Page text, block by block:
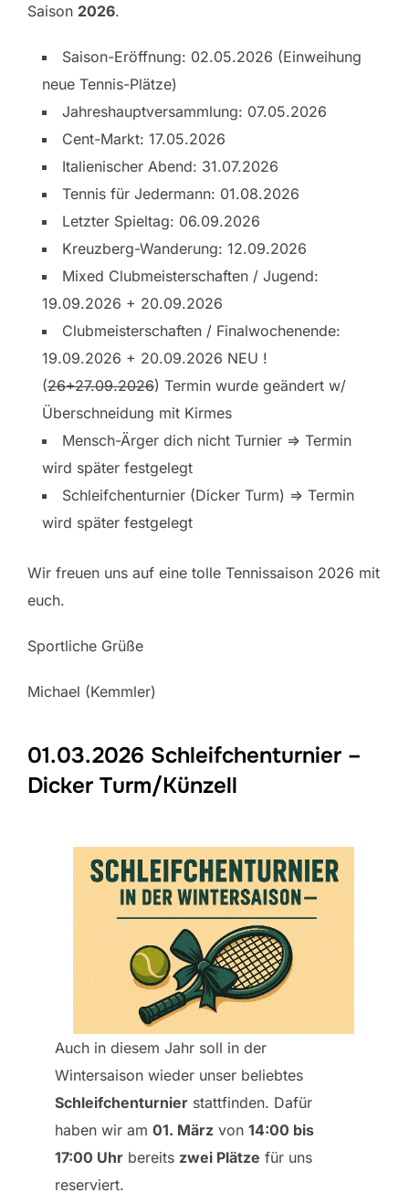
Saison 2026.
Saison-Eröffnung: 02.05.2026 (Einweihung
neue Tennis-Plätze)
Jahreshauptversammlung: 07.05.2026
Cent-Markt: 17.05.2026
Italienischer Abend: 31.07.2026
Tennis für Jedermann: 01.08.2026
Letzter Spieltag: 06.09.2026
Kreuzberg-Wanderung: 12.09.2026
Mixed Clubmeisterschaften / Jugend:
19.09.2026 + 20.09.2026
Clubmeisterschaften / Finalwochenende:
19.09.2026 + 20.09.2026 NEU !
(26+27.09.2026) Termin wurde geändert w/
Überschneidung mit Kirmes
Mensch-Ärger dich nicht Turnier => Termin
wird später festgelegt
Schleifchenturnier (Dicker Turm) => Termin
wird später festgelegt
Wir freuen uns auf eine tolle Tennissaison 2026 mit
euch.
Sportliche Grüße
Michael (Kemmler)
01.03.2026 Schleifchenturnier –
Dicker Turm/Künzell
Auch in diesem Jahr soll in der
Wintersaison wieder unser beliebtes
Schleifchenturnier stattfinden. Dafür
haben wir am 01. März von 14:00 bis
17:00 Uhr bereits zwei Plätze für uns
reserviert.